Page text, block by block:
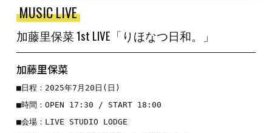
MUSIC LIVE
加藤里保菜 1st LIVE「りほなつ日和。」
加藤里保菜
■日程：2025年7月20日(日)
■時間：OPEN 17:30 / START 18:00
■会場：LIVE STUDIO LODGE